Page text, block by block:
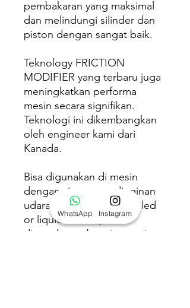
pembakaran yang maksimal
dan melindungi silinder dan
piston dengan sangat baik.
Teknology FRICTION
MODIFIER yang terbaru juga
meningkatkan performa
mesin secara signifikan.
Teknologi ini dikembangkan
oleh engineer kami dari
Kanada.
Bisa digunakan di mesin
dengan sistem pendinginan
udara atau liquid (air cooled
or liquid cooled), bisa
digunakan sebagai pre-mix
WhatsApp Instagram